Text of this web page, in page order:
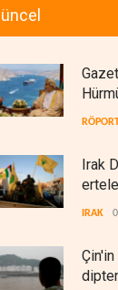
Irak
IRAK
Çin'in